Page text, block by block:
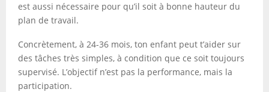
est aussi nécessaire pour qu’il soit à bonne hauteur du
plan de travail.
Concrètement, à 24-36 mois, ton enfant peut t’aider sur
des tâches très simples, à condition que ce soit toujours
supervisé. L’objectif n’est pas la performance, mais la
participation.